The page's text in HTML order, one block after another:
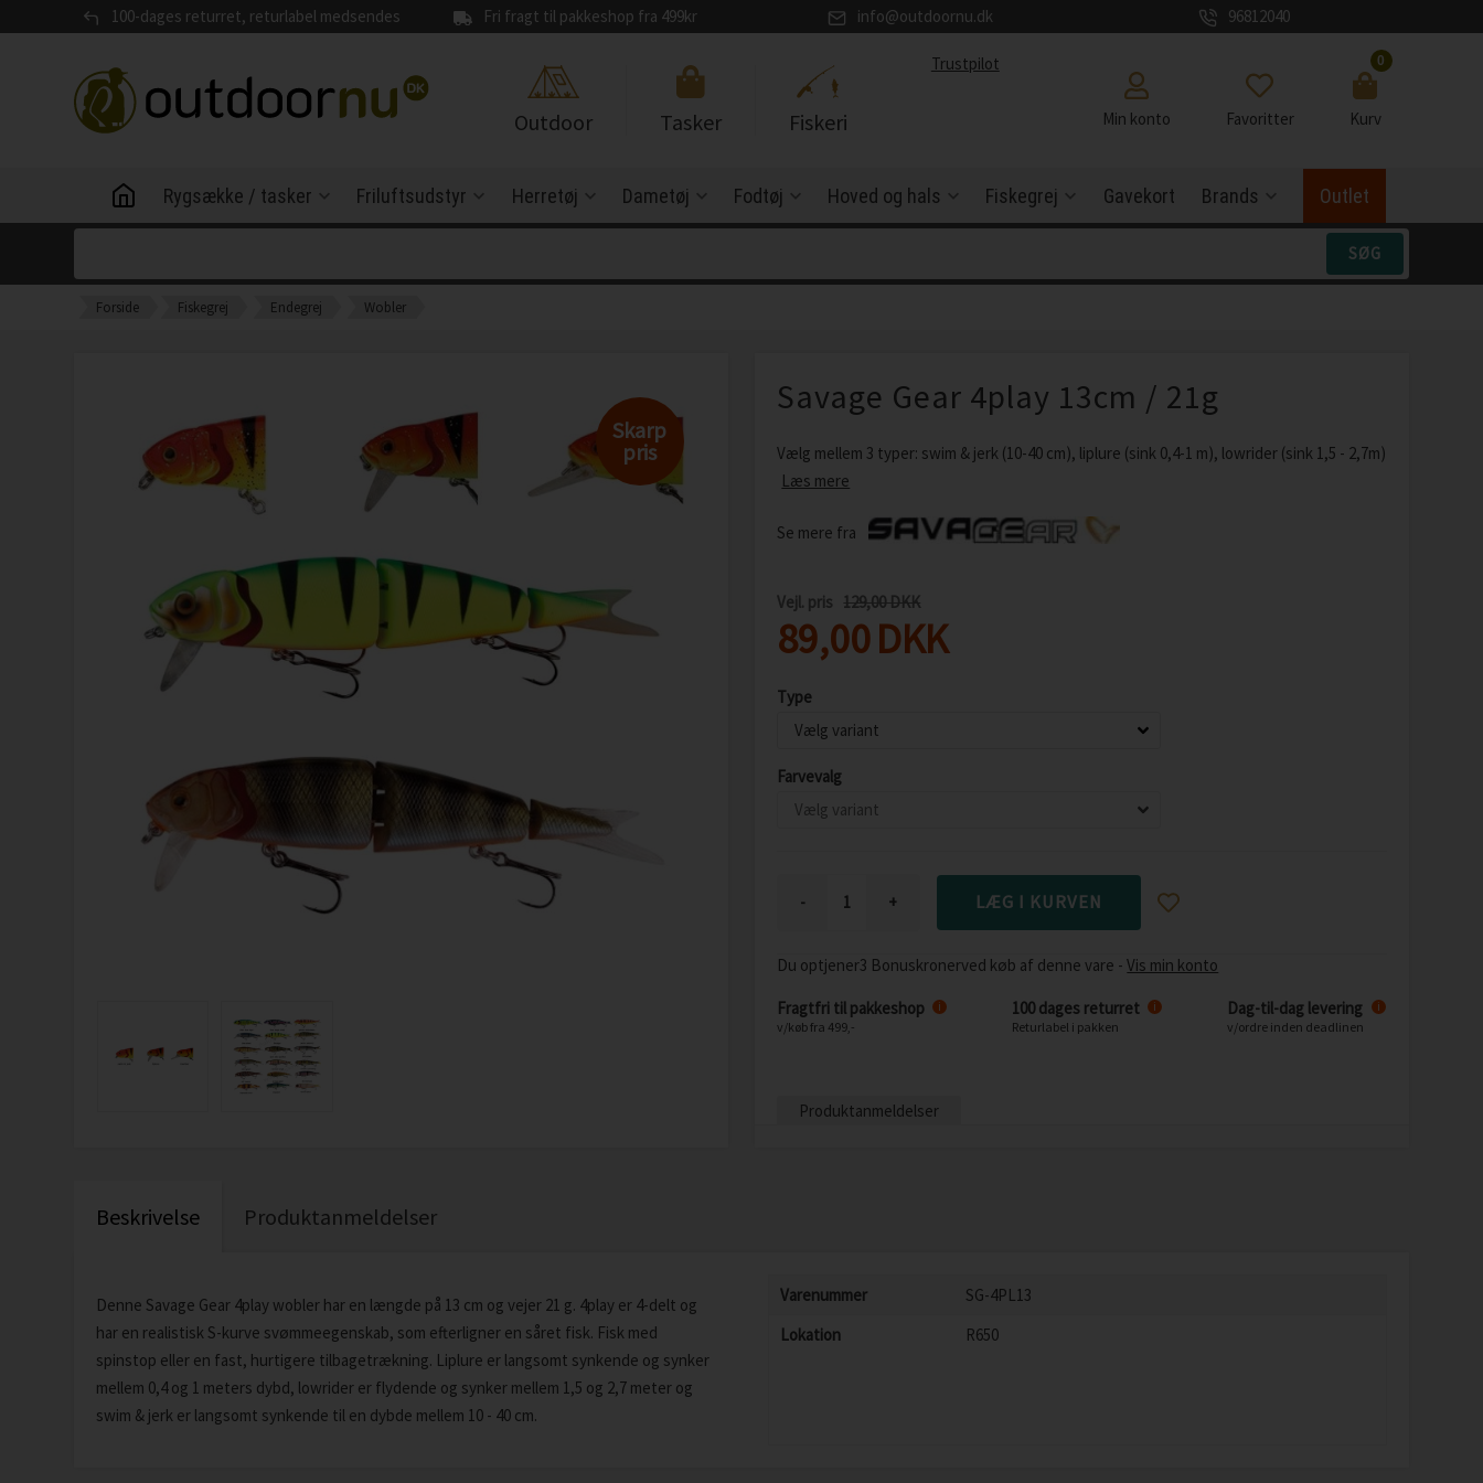
100-dages returret, returlabel medsendes Fri fragt til pakkeshop fra 499kr info@outdoornu.dk 96812040
Outdoor Tasker Fiskeri
Trustpilot
Min konto Favoritter
0
Kurv
Rygsække / tasker Friluftsudstyr Herretøj Dametøj Fodtøj Hoved og hals Fiskegrej Gavekort Brands Outlet
Forside Fiskegrej Endegrej Wobler
Skarp
pris
Savage Gear 4play 13cm / 21g
Vælg mellem 3 typer: swim & jerk (10-40 cm), liplure (sink 0,4-1 m), lowrider (sink 1,5 - 2,7m)
Læs mere
Se mere fra
Vejl. pris 129,00 DKK
89,00DKK
Type
Farvevalg
- +
Du optjener3 Bonuskronerved køb af denne vare -Vis min konto
Fragtfri til pakkeshop
v/køb fra 499,-
i 100 dages returret
Returlabel i pakken
i Dag-til-dag levering
v/ordre inden deadlinen
i
Produktanmeldelser
Beskrivelse Produktanmeldelser
Denne Savage Gear 4play wobler har en længde på 13 cm og vejer 21 g. 4play er 4-delt og
har en realistisk S-kurve svømmeegenskab, som efterligner en såret fisk. Fisk med
spinstop eller en fast, hurtigere tilbagetrækning. Liplure er langsomt synkende og synker
mellem 0,4 og 1 meters dybd, lowrider er flydende og synker mellem 1,5 og 2,7 meter og
swim & jerk er langsomt synkende til en dybde mellem 10 - 40 cm.
Varenummer
SG-4PL13
Lokation
R650